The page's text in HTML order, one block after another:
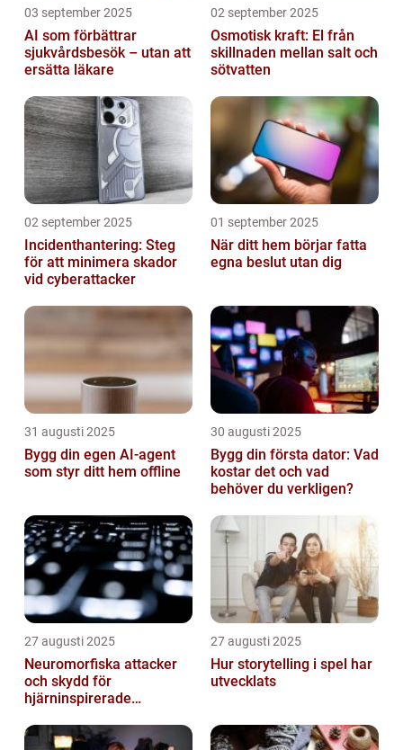
03 september 2025
AI som förbättrar
sjukvårdsbesök – utan att
ersätta läkare
02 september 2025
Osmotisk kraft: El från
skillnaden mellan salt och
sötvatten
02 september 2025
Incidenthantering: Steg
för att minimera skador
vid cyberattacker
01 september 2025
När ditt hem börjar fatta
egna beslut utan dig
31 augusti 2025
Bygg din egen AI-agent
som styr ditt hem offline
30 augusti 2025
Bygg din första dator: Vad
kostar det och vad
behöver du verkligen?
27 augusti 2025
Neuromorfiska attacker
och skydd för
hjärninspirerade
27 augusti 2025
Hur storytelling i spel har
utvecklats